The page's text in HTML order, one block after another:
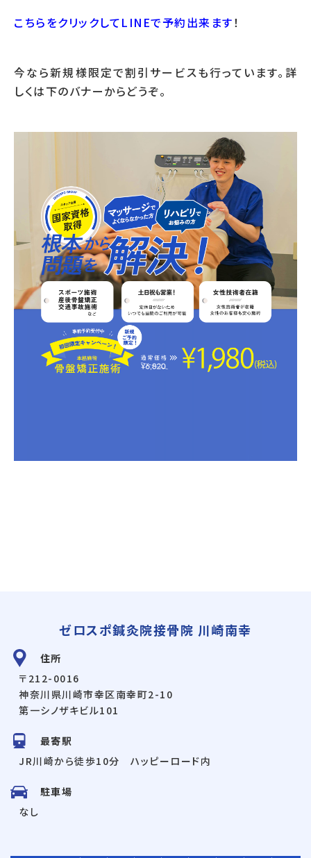
こちらをクリックしてLINEで予約出来ます！
今なら新規様限定で割引サービスも行っています。詳
しくは下のバナーからどうぞ。
ゼロスポ鍼灸院接骨院 川崎南幸
住所
〒212-0016
神奈川県川崎市幸区南幸町2-10
第一シノザキビル101
最寄駅
JR川崎から徒歩10分 ハッピーロード内
駐車場
なし